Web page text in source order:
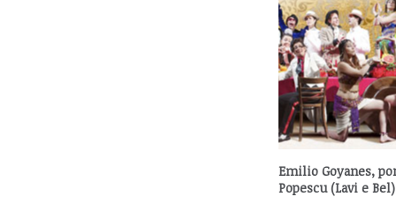
Emilio Goyanes,
Popescu (Lavi e Bel)